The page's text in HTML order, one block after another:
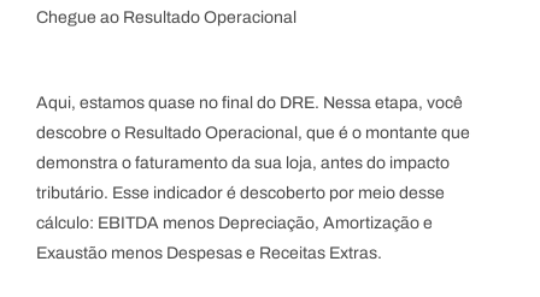
Chegue ao Resultado Operacional
Aqui, estamos quase no final do DRE. Nessa etapa, você
descobre o Resultado Operacional, que é o montante que
demonstra o faturamento da sua loja, antes do impacto
tributário. Esse indicador é descoberto por meio desse
cálculo: EBITDA menos Depreciação, Amortização e
Exaustão menos Despesas e Receitas Extras.